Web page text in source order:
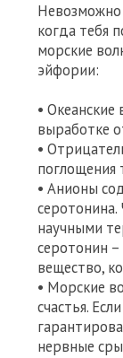
Невозможно
когда тебя
морские
эйфории:
•
выработке
•
поглощения
• Анионы
научными
серотонин
вещество,
• Морские
счастья.
нервные